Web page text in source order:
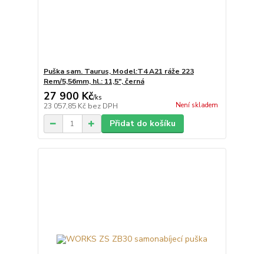
Puška sam. Taurus, Model:T4 A21 ráže 223
Rem/5,56mm, hl.: 11,5", černá
27 900 Kč/ks
23 057,85 Kč bez DPH Není skladem
Přidat do košíku